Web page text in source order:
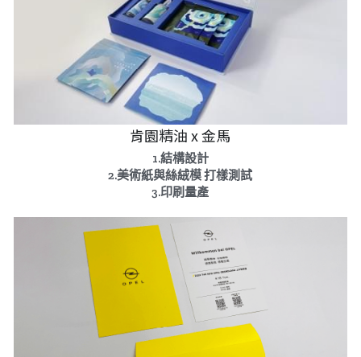
肯園精油 x 金馬
1.結構設計
2.美術紙與絲絨模 打樣測試
3.印刷量產